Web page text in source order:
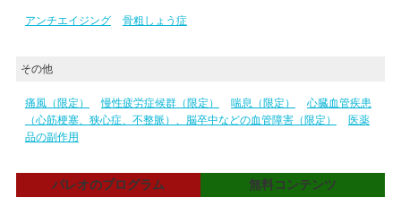
アンチエイジング 骨粗しょう症
その他
痛風（限定） 慢性疲労症候群（限定） 喘息（限定）
心臓血管疾患
（心筋梗塞、狭心症、不整脈）、脳卒中などの血管障害（限定）
医薬
品の副作用
パレオのプログラム 無料コンテンツ